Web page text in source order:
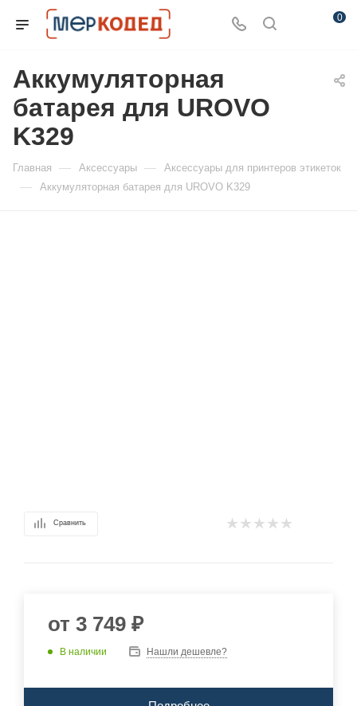
0
Аккумуляторная
батарея для UROVO
K329
Главная — Аксессуары — Аксессуары для принтеров этикеток
— Аккумуляторная батарея для UROVO K329
Сравнить
от 3 749 ₽
В наличии Нашли дешевле?